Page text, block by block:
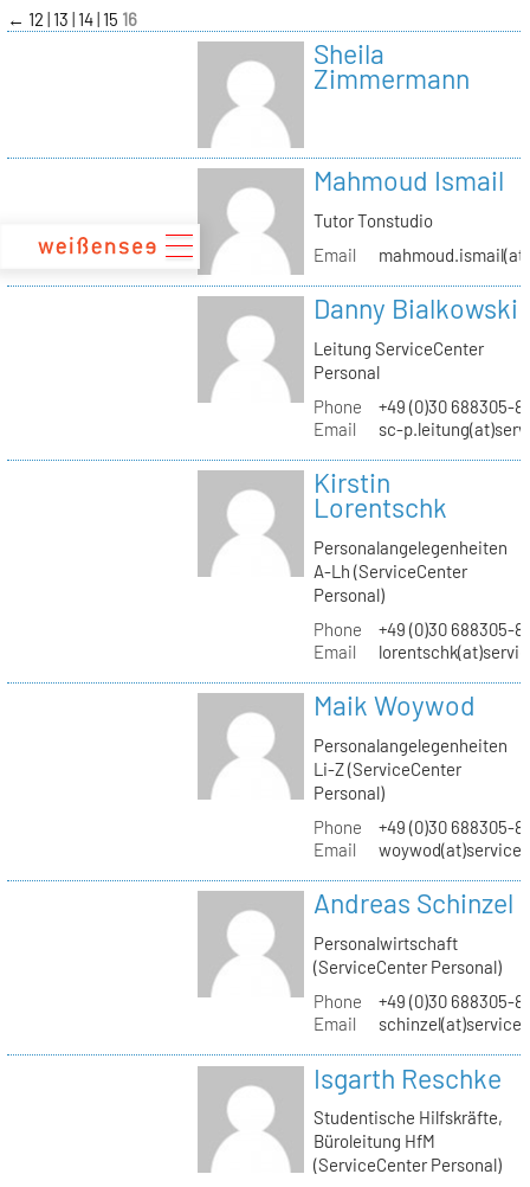
zum
Inhalt
← 12 13 14 15 16
Sheila
Zimmermann
Mahmoud Ismail
Tutor Tonstudio
Email
Danny Bialkowski
Leitung ServiceCenter
Personal
Phone
+49 (0)30 688305-
Email
sc-
Kirstin
Lorentschk
Personalangelegenheiten
A-Lh (ServiceCenter
Personal)
Phone
+49 (0)30 688305-
Email
Maik Woywod
Personalangelegenheiten
Li-Z (ServiceCenter
Personal)
Phone
+49 (0)30 688305-
Email
Andreas Schinzel
Personalwirtschaft
(ServiceCenter Personal)
Phone
+49 (0)30 688305-
Email
Isgarth Reschke
Studentische Hilfskräfte,
Büroleitung HfM
(ServiceCenter Personal)